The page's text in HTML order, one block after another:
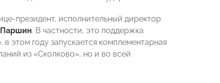
президент, исполнительный директор
Паршин. В частности, это поддержка
этом году запускается комплементарная
из «Сколково», но и во всей